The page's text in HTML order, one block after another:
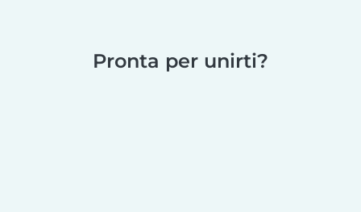
Pronta per unirti?